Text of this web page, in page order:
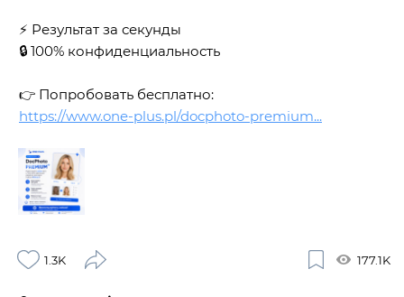
⚡️ Результат за секунды
🔒 100% конфиденциальность
👉 Попробовать бесплатно:
https://www.one-plus.pl/docphoto-premium...
1.3K 177.1K